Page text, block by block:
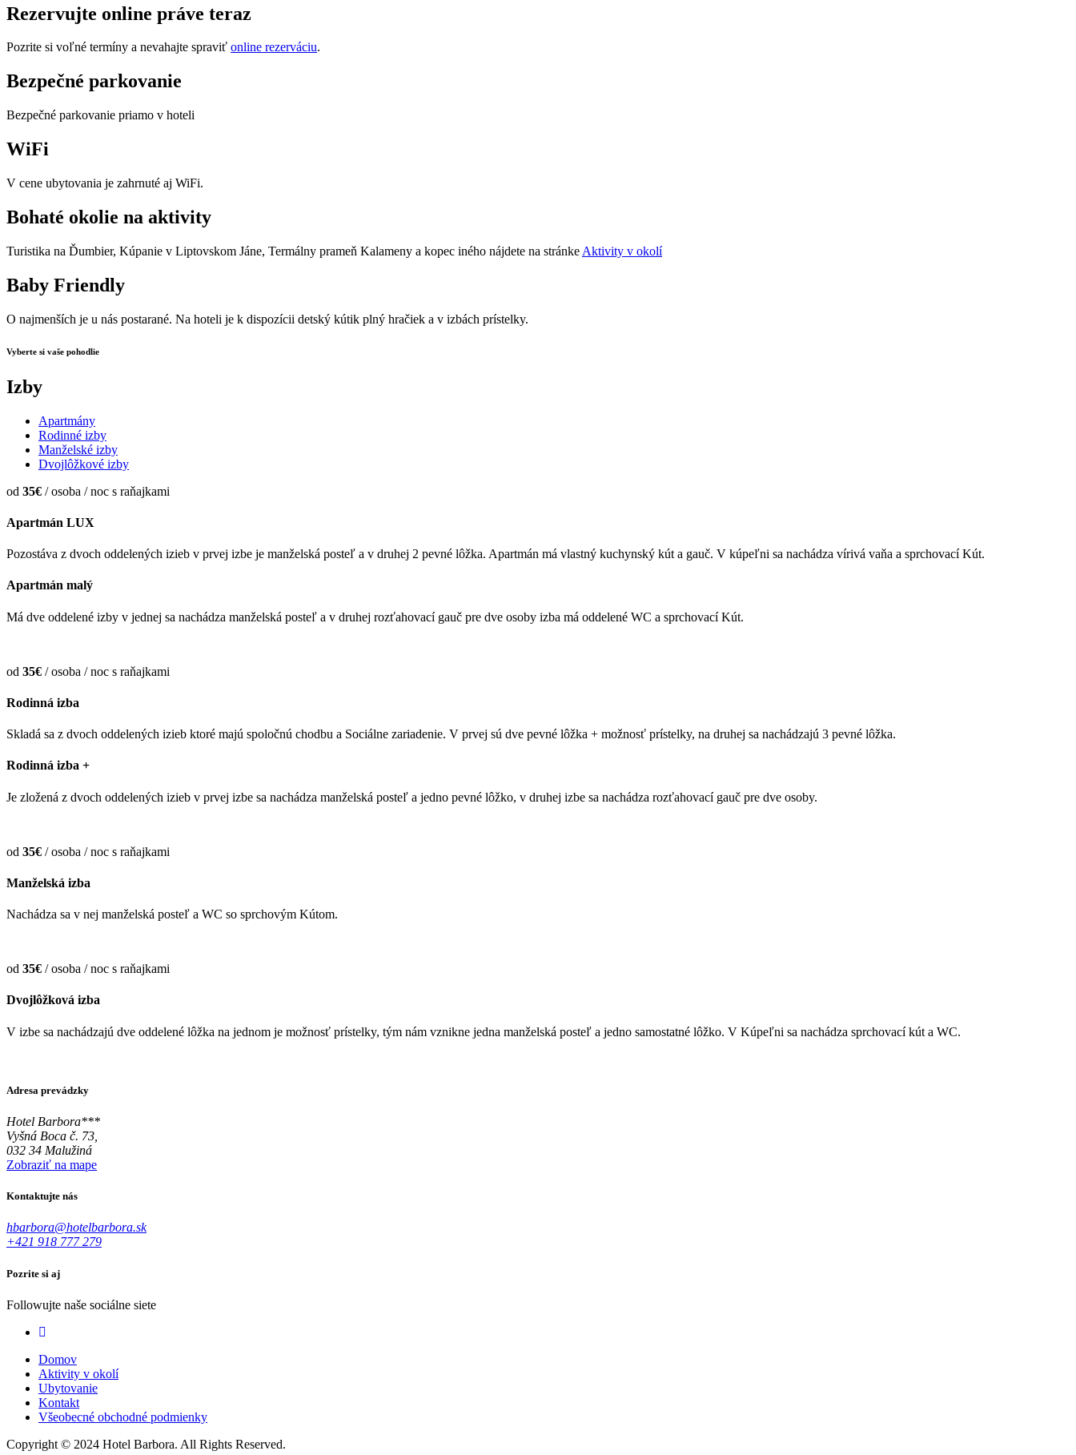
Rezervujte online práve teraz
Pozrite si voľné termíny a nevahajte spraviť online rezerváciu.
Bezpečné parkovanie
Bezpečné parkovanie priamo v hoteli
WiFi
V cene ubytovania je zahrnuté aj WiFi.
Bohaté okolie na aktivity
Turistika na Ďumbier, Kúpanie v Liptovskom Jáne, Termálny prameň Kalameny a kopec iného nájdete na stránke Aktivity v okolí
Baby Friendly
O najmenších je u nás postarané. Na hoteli je k dispozícii detský kútik plný hračiek a v izbách prístelky.
Vyberte si vaše pohodlie
Izby
Apartmány
Rodinné izby
Manželské izby
Dvojlôžkové izby
od 35€ / osoba / noc s raňajkami
Apartmán LUX
Pozostáva z dvoch oddelených izieb v prvej izbe je manželská posteľ a v druhej 2 pevné lôžka. Apartmán má vlastný kuchynský kút a gauč. V kúpeľni sa nachádza vírivá vaňa a sprchovací Kút.
Apartmán malý
Má dve oddelené izby v jednej sa nachádza manželská posteľ a v druhej rozťahovací gauč pre dve osoby izba má oddelené WC a sprchovací Kút.
od 35€ / osoba / noc s raňajkami
Rodinná izba
Skladá sa z dvoch oddelených izieb ktoré majú spoločnú chodbu a Sociálne zariadenie. V prvej sú dve pevné lôžka + možnosť prístelky, na druhej sa nachádzajú 3 pevné lôžka.
Rodinná izba +
Je zložená z dvoch oddelených izieb v prvej izbe sa nachádza manželská posteľ a jedno pevné lôžko, v druhej izbe sa nachádza rozťahovací gauč pre dve osoby.
od 35€ / osoba / noc s raňajkami
Manželská izba
Nachádza sa v nej manželská posteľ a WC so sprchovým Kútom.
od 35€ / osoba / noc s raňajkami
Dvojlôžková izba
V izbe sa nachádzajú dve oddelené lôžka na jednom je možnosť prístelky, tým nám vznikne jedna manželská posteľ a jedno samostatné lôžko. V Kúpeľni sa nachádza sprchovací kút a WC.
Adresa prevádzky
Hotel Barbora***
Vyšná Boca č. 73,
032 34 Malužiná
Zobraziť na mape
Kontaktujte nás
hbarbora@hotelbarbora.sk
+421 918 777 279
Pozrite si aj
Followujte naše sociálne siete
Domov
Aktivity v okolí
Ubytovanie
Kontakt
Všeobecné obchodné podmienky
Copyright © 2024 Hotel Barbora. All Rights Reserved.